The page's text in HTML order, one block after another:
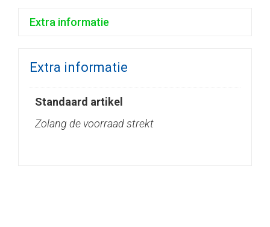
Extra informatie
Extra informatie
Standaard artikel
Zolang de voorraad strekt